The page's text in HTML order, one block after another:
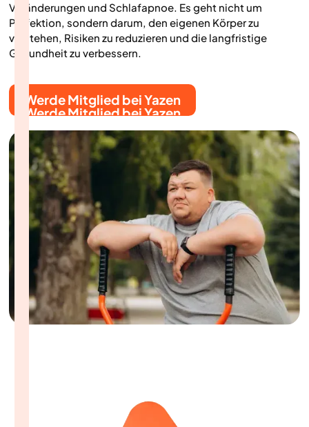
Veränderungen und Schlafapnoe. Es geht nicht um
Perfektion, sondern darum, den eigenen Körper zu
verstehen, Risiken zu reduzieren und die langfristige
Gesundheit zu verbessern.
Werde Mitglied bei Yazen
Werde Mitglied bei Yazen